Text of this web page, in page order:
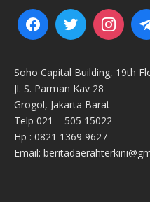
Soho Capital Building, 19th
Jl. S. Parman Kav 28
Grogol, Jakarta Barat
Telp 021 – 505 15022
Hp : 0821 1369 9627
Email: